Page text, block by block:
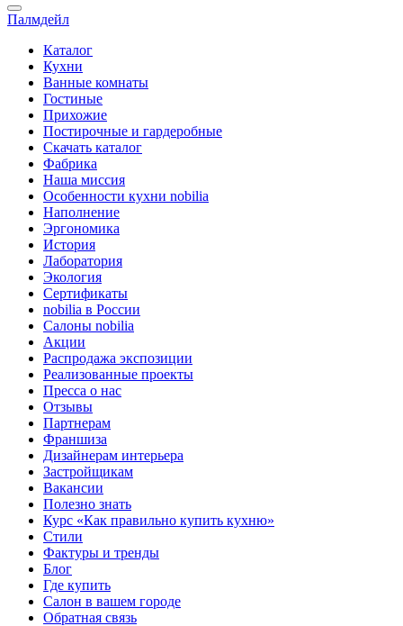
Палмдейл
Каталог
Кухни
Ванные комнаты
Гостиные
Прихожие
Постирочные и гардеробные
Скачать каталог
Фабрика
Наша миссия
Особенности кухни nobilia
Наполнение
Эргономика
История
Лаборатория
Экология
Сертификаты
nobilia в России
Салоны nobilia
Акции
Распродажа экспозиции
Реализованные проекты
Пресса о нас
Отзывы
Партнерам
Франшиза
Дизайнерам интерьера
Застройщикам
Вакансии
Полезно знать
Курс «Как правильно купить кухню»
Cтили
Фактуры и тренды
Блог
Где купить
Салон в вашем городе
Обратная связь